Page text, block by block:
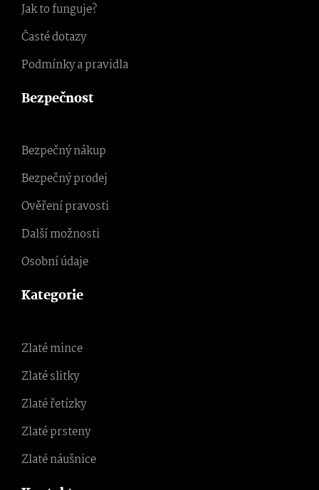
Jak to funguje?
Časté dotazy
Podmínky a pravidla
Bezpečnost
Bezpečný nákup
Bezpečný prodej
Ověření pravosti
Další možnosti
Osobní údaje
Kategorie
Zlaté mince
Zlaté slitky
Zlaté řetízky
Zlaté prsteny
Zlaté náušnice